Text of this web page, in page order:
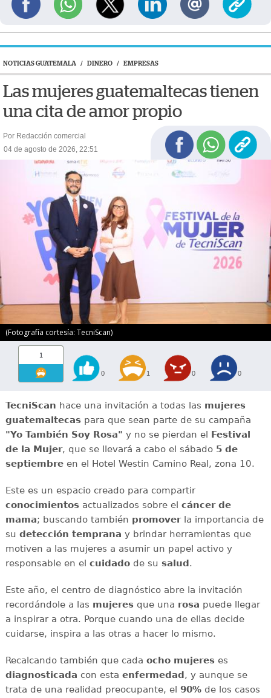
NOTICIAS GUATEMALA / DINERO / EMPRESAS
Las mujeres guatemaltecas tienen
una cita de amor propio
Por Redacción comercial
04 de agosto de 2026, 22:51
(Fotografía cortesía: TecniScan)
1
0 1 0 0
TecniScan hace una invitación a todas las mujeres
guatemaltecaspara que sean parte de su campaña
"Yo También Soy Rosa" y no se pierdan el Festival
de la Mujer, que se llevará a cabo el sábado5 de
septiembreen el Hotel Westin Camino Real, zona 10.
Este es un espacio creado para compartir
conocimientosactualizados sobre el cáncer de
mama; buscando también promoverla importancia de
su detección temprana y brindar herramientas que
motiven a las mujeres a asumir un papel activo y
responsable en el cuidadode su salud.
Este año, el centro de diagnóstico abre la invitación
recordándole a las mujeresque una rosa puede llegar
a inspirar a otra. Porque cuando una de ellas decide
cuidarse, inspira a las otras a hacer lo mismo.
Recalcando también que cada ocho mujereses
diagnosticada con esta enfermedad, y aunque se
trata de una realidad preocupante, el 90%de los casos